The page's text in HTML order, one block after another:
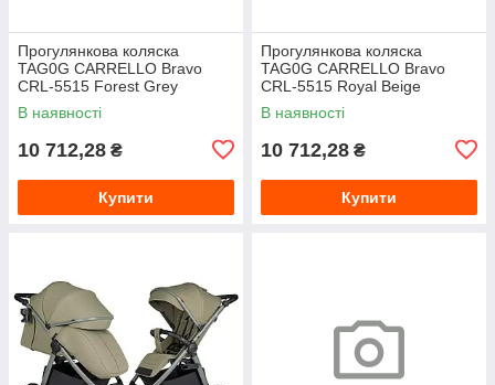
Прогулянкова коляска
TAG0G CARRELLO Bravo
CRL-5515 Forest Grey
В наявності
10 712,28 ₴
Купити
Прогулянкова коляска
TAG0G CARRELLO Bravo
CRL-5515 Royal Beige
В наявності
10 712,28 ₴
Купити